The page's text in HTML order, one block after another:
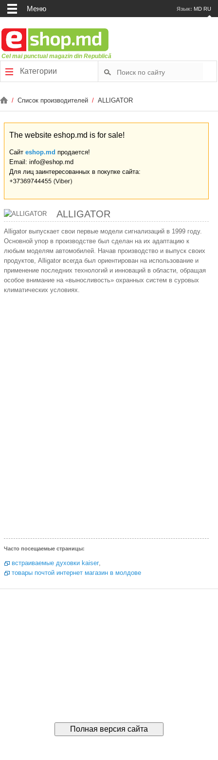
Меню Язык: MD RU
Cel mai punctual magazin din Republică
Категории
/ Список производителей / ALLIGATOR
The website eshop.md is for sale!
Сайт eshop.md продается!
Email: info@eshop.md
Для лиц заинтересованных в покупке сайта:
ALLIGATOR
Alligator выпускает свои первые модели сигнализаций в 1999 году.
Основной упор в производстве был сделан на их адаптацию к
любым моделям автомобилей. Начав производство и выпуск своих
продуктов, Alligator всегда был ориентирован на использование и
применение последних технологий и инноваций в области, обращая
особое внимание на «выносливость» охранных систем в суровых
климатических условиях.
Часто посещаемые страницы:
встраиваемые духовки kaiser,
товары почтой интернет магазин в молдове